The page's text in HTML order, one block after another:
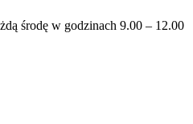
środę w godzinach 9.00 – 12.00